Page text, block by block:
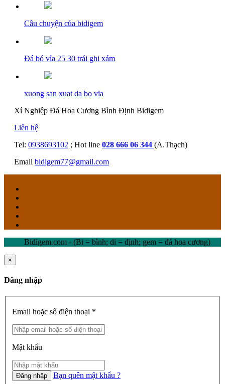
Câu chuyện của bidigem
Đá bó vỉa 25 30 trái ghi xám
xuong san xuat da bo via
Xí Nghiệp Đá Hoa Cương Bình Định Bidigem
Liên hệ
Tel: 0938693102 ; Hot line 028 666 06 344 (A.Thạch)
Email bidigem77@gmail.com
Bidigem.com - (Bi = bình; di = định; gem = đá hoa cương)
×
Đăng nhập
Email hoặc số điện thoại *
Mật khẩu
Đăng nhập Bạn quên mật khẩu ?